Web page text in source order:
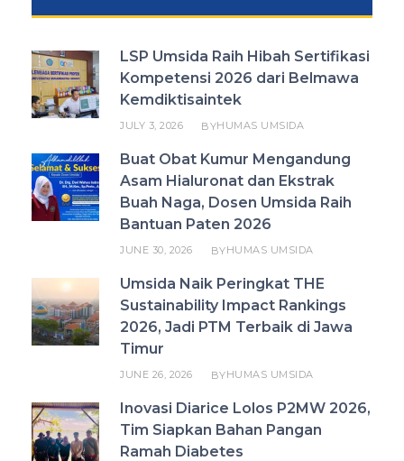
LSP Umsida Raih Hibah Sertifikasi
Kompetensi 2026 dari Belmawa
Kemdiktisaintek
JULY 3, 2026 BYHUMAS UMSIDA
Buat Obat Kumur Mengandung
Asam Hialuronat dan Ekstrak
Buah Naga, Dosen Umsida Raih
Bantuan Paten 2026
JUNE 30, 2026 BYHUMAS UMSIDA
Umsida Naik Peringkat THE
Sustainability Impact Rankings
2026, Jadi PTM Terbaik di Jawa
Timur
JUNE 26, 2026 BYHUMAS UMSIDA
Inovasi Diarice Lolos P2MW 2026,
Tim Siapkan Bahan Pangan
Ramah Diabetes